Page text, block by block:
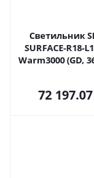
Светильник
SURFACE-R18-
Warm3000 (GD,
72 197.07